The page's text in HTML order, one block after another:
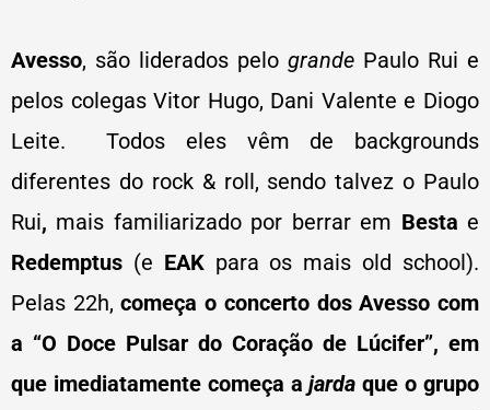
Avesso, são liderados pelo grande Paulo Rui e
pelos colegas Vitor Hugo, Dani Valente e Diogo
Leite.
Todos eles vêm de backgrounds
diferentes do rock & roll, sendo talvez o Paulo
Rui, mais familiarizado por berrar em Besta e
Redemptus (e EAKpara os mais old school).
Pelas 22h,começa o concerto dos Avesso com
a “O Doce Pulsar do Coração de Lúcifer”, em
que imediatamente começa a jardaque o grupo